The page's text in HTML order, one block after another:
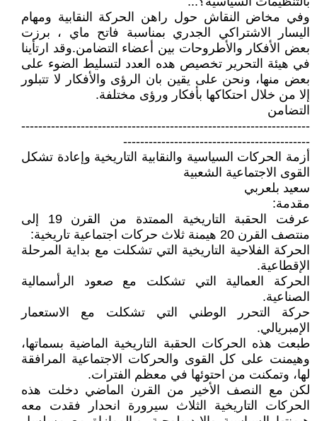
وفي مخاض النقاش حول راهن الحركة النقابية ومهام
اليسار الاشتراكي الجدري بمناسبة فاتح ماي ، برزت
بعض الأفكار والأطروحات بين أعضاء التضامن.وقد ارتأينا
في هيئة التحرير تخصيص هده العدد لتسليط الضوء على
بعض منها، ونحن على يقين بان الرؤى والأفكار لا تتبلور
إلا من خلال احتكاكها بأفكار ورؤى مختلفة.
التضامن
--------------------------------------------------------------------
--------------------------------------------
أزمة الحركات السياسية والنقابية التاريخية وإعادة تشكل
القوى الاجتماعية الشعبية
سعيد بلعربي
مقدمة:
عرفت الحقبة التاريخية الممتدة من القرن 19 إلى
منتصف القرن 20 هيمنة ثلاث حركات اجتماعية تاريخية:
الحركة الفلاحية التاريخية التي تشكلت مع بداية المرحلة
الإقطاعية.
الحركة العمالية التي تشكلت مع صعود الرأسمالية
الصناعية.
حركة التحرر الوطني التي تشكلت مع الاستعمار
الإمبريالي.
طبعت هذه الحركات الحقبة التاريخية الماضية بسماتها،
وهيمنت على كل القوى والحركات الاجتماعية المرافقة
لها، وتمكنت من احتوئها في معظم الفترات.
لكن مع النصف الأخير من القرن الماضي دخلت هذه
الحركات التاريخية الثلاث سيرورة انحدار فقدت معه